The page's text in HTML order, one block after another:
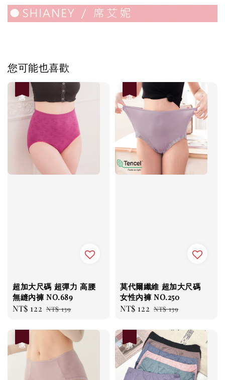
您可能也喜歡
超加大尺碼 超彈力 高腰
無縫內褲 NO.689
Sale
NT$ 122 Regular
NT$ 139
莫代爾纖維 超加大尺碼
女性內褲 NO.250
Sale
NT$ 122 Regular
NT$ 139